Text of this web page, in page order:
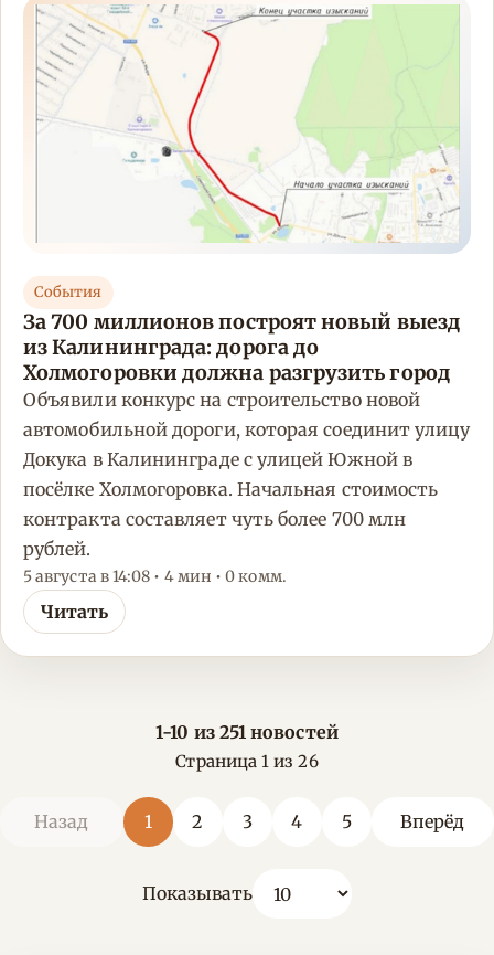
События
За 700 миллионов построят новый выезд
из Калининграда: дорога до
Холмогоровки должна разгрузить город
Объявили конкурс на строительство новой
автомобильной дороги, которая соединит улицу
Докука в Калининграде с улицей Южной в
посёлке Холмогоровка. Начальная стоимость
контракта составляет чуть более 700 млн
рублей.
5 августа в 14:08 • 4 мин • 0 комм.
Читать
1-10 из 251 новостей
Страница 1 из 26
Назад 1 2 3 4 5 Вперёд
Показывать